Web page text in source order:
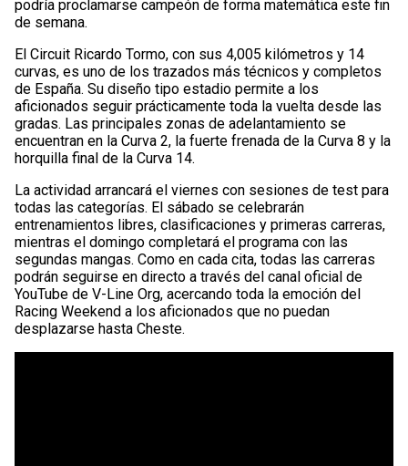
podría proclamarse campeón de forma matemática este fin
de semana.
El Circuit Ricardo Tormo, con sus 4,005 kilómetros y 14
curvas, es uno de los trazados más técnicos y completos
de España. Su diseño tipo estadio permite a los
aficionados seguir prácticamente toda la vuelta desde las
gradas. Las principales zonas de adelantamiento se
encuentran en la Curva 2, la fuerte frenada de la Curva 8 y la
horquilla final de la Curva 14.
La actividad arrancará el viernes con sesiones de test para
todas las categorías. El sábado se celebrarán
entrenamientos libres, clasificaciones y primeras carreras,
mientras el domingo completará el programa con las
segundas mangas. Como en cada cita, todas las carreras
podrán seguirse en directo a través del canal oficial de
YouTube de V-Line Org, acercando toda la emoción del
Racing Weekend a los aficionados que no puedan
desplazarse hasta Cheste.